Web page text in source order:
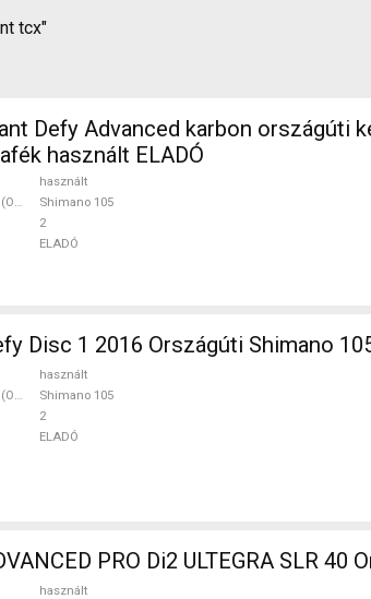
tcx"
Defy Advanced karbon országúti
használt ELADÓ
használt
Alkatrészcsalád (Outi)
Shimano 105
2
ELADÓ
Disc 1 2016 Országúti Shimano
használt
Alkatrészcsalád (Outi)
Shimano 105
2
ELADÓ
PRO Di2 ULTEGRA SLR 40
használt